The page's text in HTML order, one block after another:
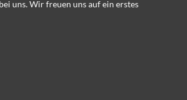
uns. Wir freuen uns auf ein erstes